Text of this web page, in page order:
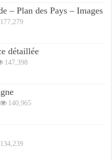
– Plan des Pays – Images
177,279
détaillée
147,398
140,965
134,239